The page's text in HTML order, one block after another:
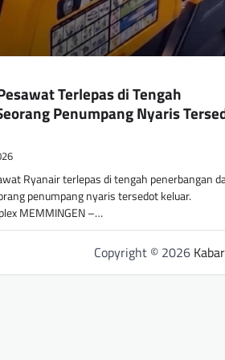
Terlepas di Tengah
Penumpang Nyaris
Ryanair terlepas di tengah penerbangan
penumpang nyaris tersedot keluar.
MEMMINGEN –…
Copyright © 2026